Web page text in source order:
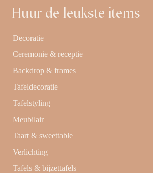
Huur de leukste items
Decoratie
Ceremonie & receptie
Backdrop & frames
Tafeldecoratie
Tafelstyling
Meubilair
Taart & sweettable
Verlichting
Tafels & bijzettafels